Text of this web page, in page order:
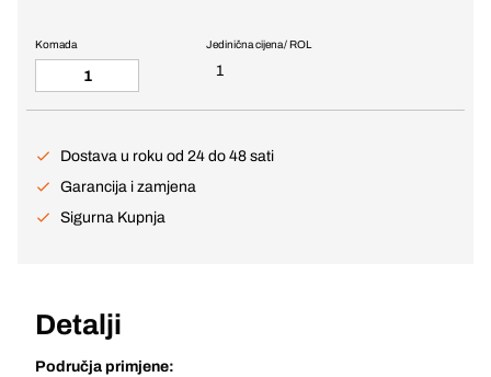
Jedinična cijena / ROL
1
Komada
Dostava u roku od 24 do 48 sati
Garancija i zamjena
Sigurna Kupnja
Detalji
Područja primjene: